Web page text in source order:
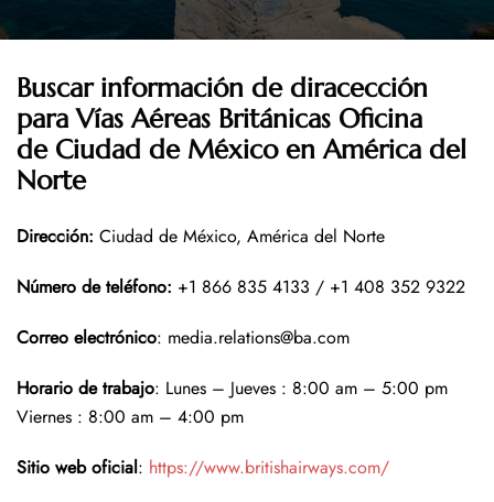
Buscar información de diracección
para Vías Aéreas Británicas Oficina
de Ciudad de México en América del
Norte
Dirección: Ciudad de México, América del Norte
Número de teléfono: +1 866 835 4133 / +1 408 352 9322
Correo electrónico: media.relations@ba.com
Horario de trabajo: Lunes – Jueves : 8:00 am – 5:00 pm
Viernes : 8:00 am – 4:00 pm
Sitio web oficial: https://www.britishairways.com/